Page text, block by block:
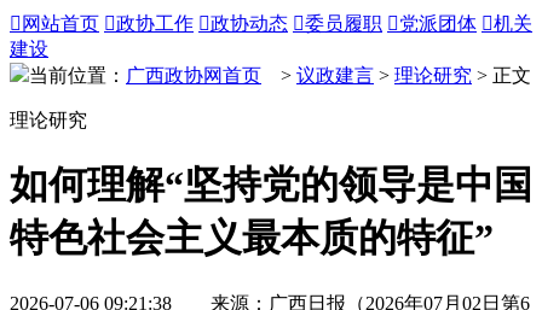
 网站首页 政协工作 政协动态 委员履职 党派团体 机关
建设
当前位置： 广西政协网首页 > 议政建言 > 理论研究 > 正文
理论研究
如何理解“坚持党的领导是中国
特色社会主义最本质的特征”
2026-07-06 09:21:38 来源：广西日报（2026年07月02日第6